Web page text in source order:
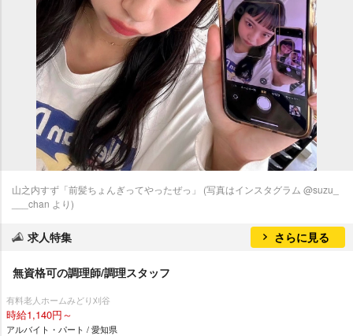
山之内すず「前髪ちょんぎってやったぜっ」 (写真はインスタグラム @suzu_
___chan より)
求人特集 さらに見る
無資格可の調理師/調理スタッフ
有料老人ホームみどり刈谷
時給1,140円～
アルバイト・パート / 愛知県